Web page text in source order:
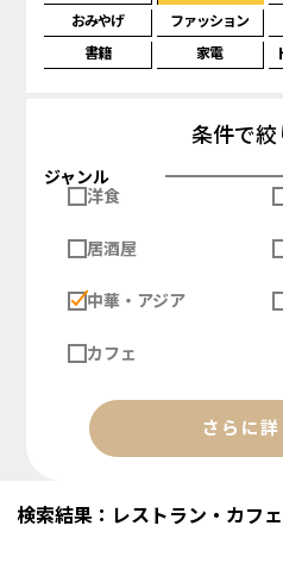
おみやげ ファッション
書籍
家電
条件で
ジャンル
洋食
居酒屋
中華・アジア
カフェ
さらに
検索結果：レストラン・カフェ